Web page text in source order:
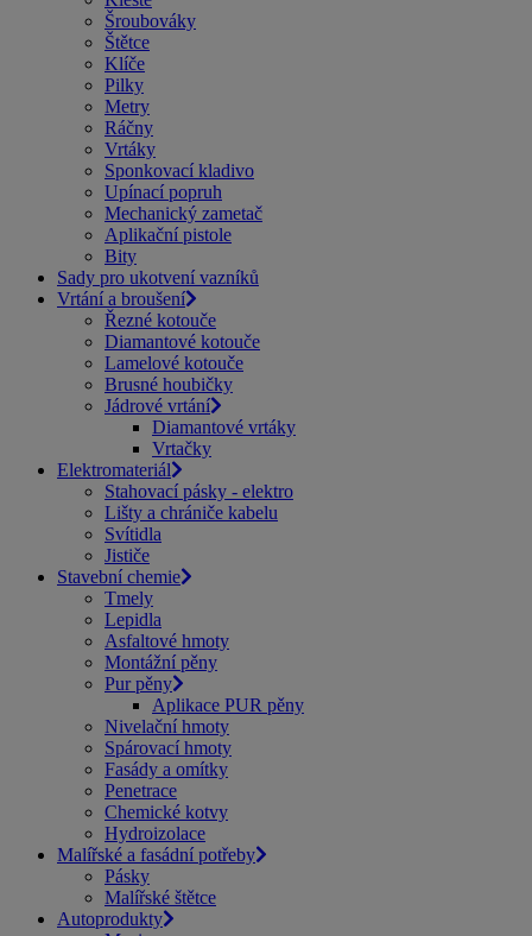
Šroubováky
Štětce
Klíče
Pilky
Metry
Ráčny
Vrtáky
Sponkovací kladivo
Upínací popruh
Mechanický zametač
Aplikační pistole
Bity
Sady pro ukotvení vazníků
Vrtání a broušení
Řezné kotouče
Diamantové kotouče
Lamelové kotouče
Brusné houbičky
Jádrové vrtání
Diamantové vrtáky
Vrtačky
Elektromateriál
Stahovací pásky - elektro
Lišty a chrániče kabelu
Svítidla
Jističe
Stavební chemie
Tmely
Lepidla
Asfaltové hmoty
Montážní pěny
Pur pěny
Aplikace PUR pěny
Nivelační hmoty
Spárovací hmoty
Fasády a omítky
Penetrace
Chemické kotvy
Hydroizolace
Malířské a fasádní potřeby
Pásky
Malířské štětce
Autoprodukty